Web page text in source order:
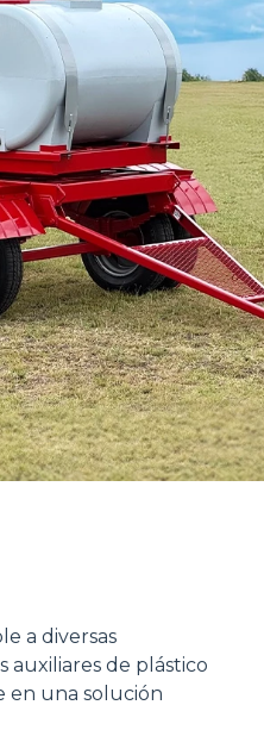
a diversas
auxiliares de plástico
en una solución